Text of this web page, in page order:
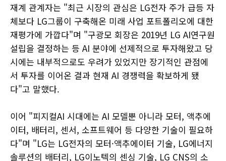
재계 관계자는 "최근 시장의 관심은 LG전자 주가 급등 자
체보다 LG그룹이 구축해온 미래 사업 포트폴리오에 대한
재평가에 가깝다"며 "구광모 회장은 2019년 LG AI연구원
설립을 결정하는 등 AI 분야에 선제적으로 투자해왔고 당
시에는 내부적으로도 우려가 있었지만 장기적인 관점에
서 투자를 이어온 결과 현재 AI 경쟁력을 확보하게 됐
다"고 말했다.
이어 "피지컬AI 시대에는 AI 모델뿐 아니라 모터, 액추에
이터, 배터리, 센서, 소프트웨어 등 다양한 기술이 필요하
다"며 "LG는 LG전자의 모터·액추에이터 기술, LG에너지
솔루션의 배터리, LG이노텍의 센싱 기술, LG CNS의 소